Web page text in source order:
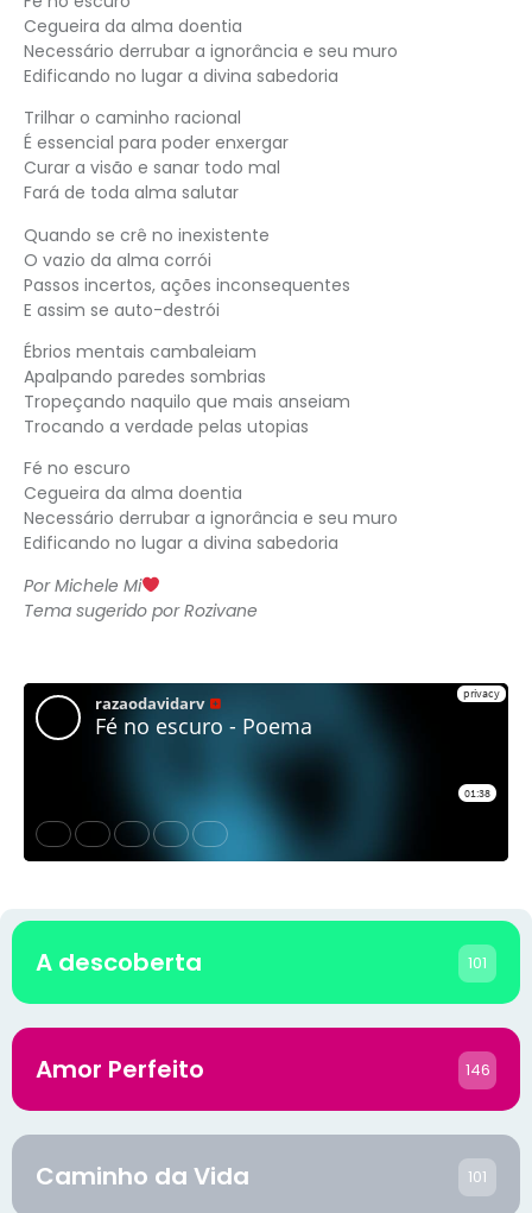
Cegueira da alma doentia
Necessário derrubar a ignorância e seu muro
Edificando no lugar a divina sabedoria
Trilhar o caminho racional
É essencial para poder enxergar
Curar a visão e sanar todo mal
Fará de toda alma salutar
Quando se crê no inexistente
O vazio da alma corrói
Passos incertos, ações inconsequentes
E assim se auto-destrói
Ébrios mentais cambaleiam
Apalpando paredes sombrias
Tropeçando naquilo que mais anseiam
Trocando a verdade pelas utopias
Fé no escuro
Cegueira da alma doentia
Necessário derrubar a ignorância e seu muro
Edificando no lugar a divina sabedoria
Por Michele Mi
Tema sugerido por Rozivane
A descoberta 101
Amor Perfeito 146
Caminho da Vida 101